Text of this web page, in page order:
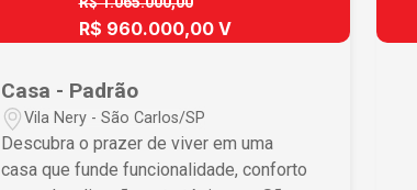
R$ 960.000,00 V
Casa - Padrão
Vila Nery - São Carlos/SP
Descubra o prazer de viver em uma
casa que funde funcionalidade, conforto